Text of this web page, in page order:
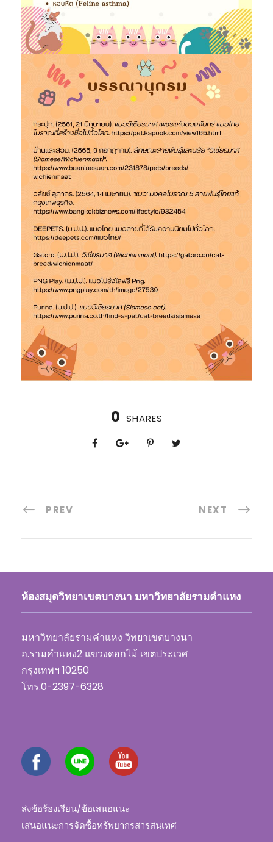
0 SHARES
PREV NEXT
ห้องสมุดวิทยาเขตบางนา มหาวิทยาลัยรามคำแหง
มหาวิทยาลัยรามคำแหง วิทยาเขตบางนา
ถ.รามคำแหง2 แขวงดอกไม้ เขตประเวศ
กรุงเทพฯ 10250
โทร.0-2397-6328
ส่งข้อร้องเรียน/ข้อเสนอแนะ
เสนอแนะการจัดซื้อทรัพยากรสารสนเทศ